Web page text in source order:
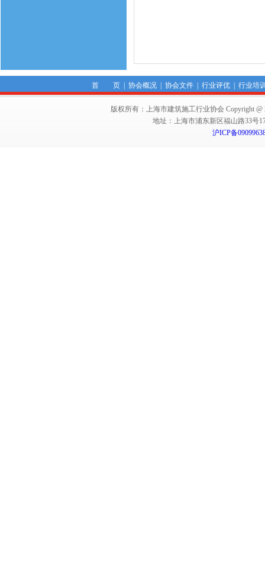
首 页| 协会概况| 协会文件| 行业评优| 行业培
版权所有：上海市建筑施工行业协会 Copyright @
地址：上海市浦东新区福山路33号
沪ICP备